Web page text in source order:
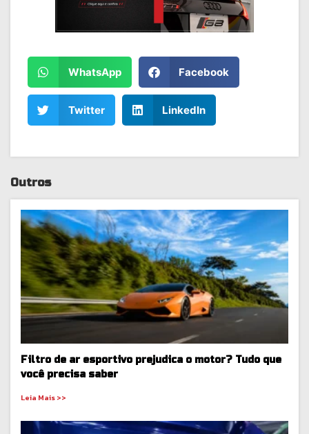
WhatsApp Facebook
Twitter LinkedIn
Outros
Filtro de ar esportivo prejudica o motor? Tudo que
você precisa saber
Leia Mais >>